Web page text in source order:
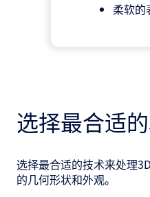
柔软的
选择最合适
选择最合适的技术来处理
的几何形状和外观。